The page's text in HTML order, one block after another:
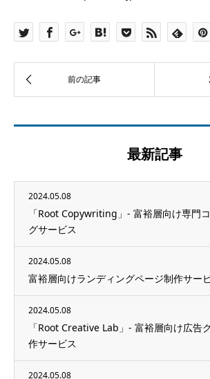
最新記事
2024.05.08
「Root Copywriting」- 富裕層向け専門
グサービス
2024.05.08
富裕層向けランディングページ制作サー
2024.05.08
「Root Creative Lab」- 富裕層向け広告
作サービス
2024.05.08